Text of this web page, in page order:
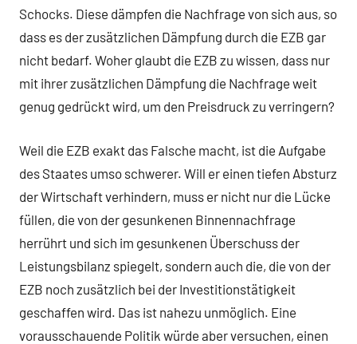
Schocks. Diese dämpfen die Nachfrage von sich aus, so
dass es der zusätzlichen Dämpfung durch die EZB gar
nicht bedarf. Woher glaubt die EZB zu wissen, dass nur
mit ihrer zusätzlichen Dämpfung die Nachfrage weit
genug gedrückt wird, um den Preisdruck zu verringern?
Weil die EZB exakt das Falsche macht, ist die Aufgabe
des Staates umso schwerer. Will er einen tiefen Absturz
der Wirtschaft verhindern, muss er nicht nur die Lücke
füllen, die von der gesunkenen Binnennachfrage
herrührt und sich im gesunkenen Überschuss der
Leistungsbilanz spiegelt, sondern auch die, die von der
EZB noch zusätzlich bei der Investitionstätigkeit
geschaffen wird. Das ist nahezu unmöglich. Eine
vorausschauende Politik würde aber versuchen, einen